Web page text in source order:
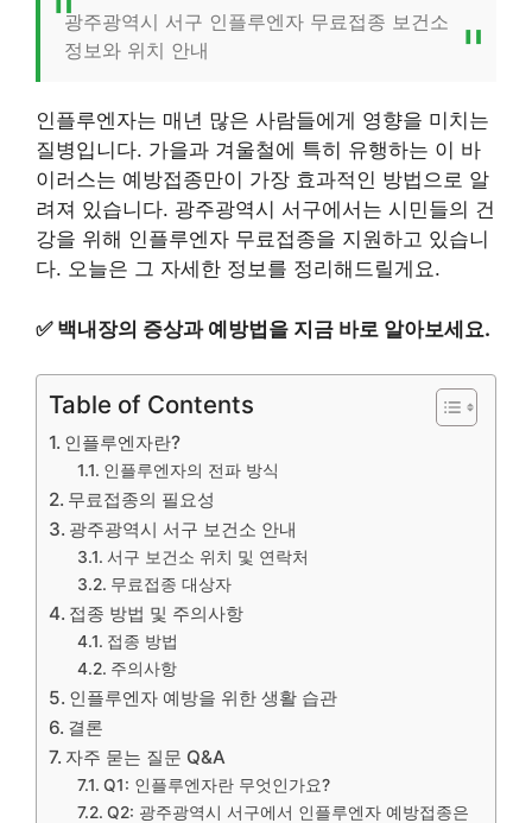
광주광역시 서구 인플루엔자 무료접종 보건소
정보와 위치 안내
인플루엔자는 매년 많은 사람들에게 영향을 미치는
질병입니다. 가을과 겨울철에 특히 유행하는 이 바
이러스는 예방접종만이 가장 효과적인 방법으로 알
려져 있습니다. 광주광역시 서구에서는 시민들의 건
강을 위해 인플루엔자 무료접종을 지원하고 있습니
다. 오늘은 그 자세한 정보를 정리해드릴게요.
✅ 백내장의 증상과 예방법을 지금 바로 알아보세요.
Table of Contents
인플루엔자란?
인플루엔자의 전파 방식
무료접종의 필요성
광주광역시 서구 보건소 안내
서구 보건소 위치 및 연락처
무료접종 대상자
접종 방법 및 주의사항
접종 방법
주의사항
인플루엔자 예방을 위한 생활 습관
결론
자주 묻는 질문 Q&A
Q1: 인플루엔자란 무엇인가요?
Q2: 광주광역시 서구에서 인플루엔자 예방접종은